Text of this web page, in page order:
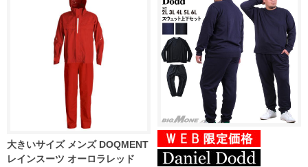
大きいサイズ メンズ DOQMENT
レインスーツ オーロラレッド